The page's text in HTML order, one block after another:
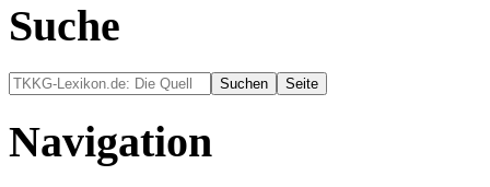
Suche
Navigation